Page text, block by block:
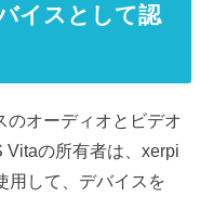
イスとして認
のオーディオとビデオ
Vitaの所有者は、xerpi
用して、デバイスを